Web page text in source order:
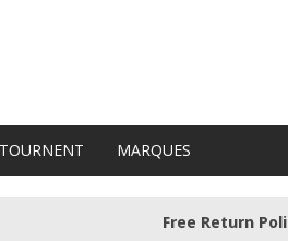
MARQUES
Free Return